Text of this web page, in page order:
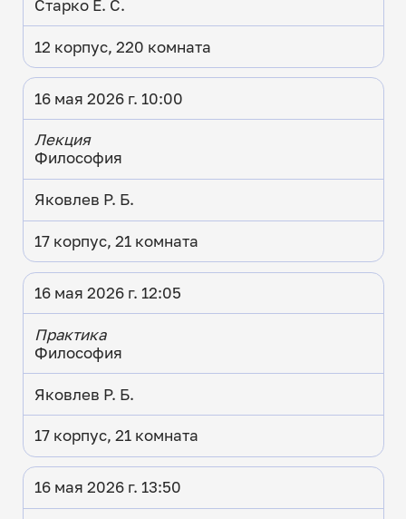
Старко Е. С.
12 корпус, 220 комната
16 мая 2026 г. 10:00
Лекция
Философия
Яковлев Р. Б.
17 корпус, 21 комната
16 мая 2026 г. 12:05
Практика
Философия
Яковлев Р. Б.
17 корпус, 21 комната
16 мая 2026 г. 13:50